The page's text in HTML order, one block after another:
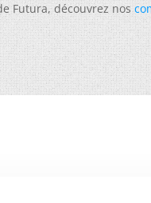
Futura, découvrez nos